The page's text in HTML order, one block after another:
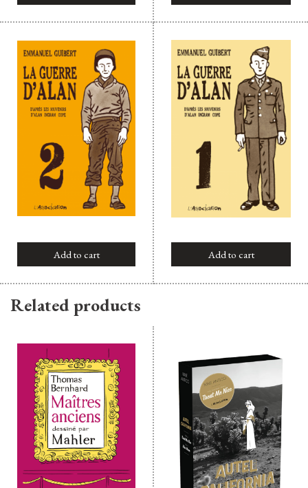
Add to cart Add to cart
Related products